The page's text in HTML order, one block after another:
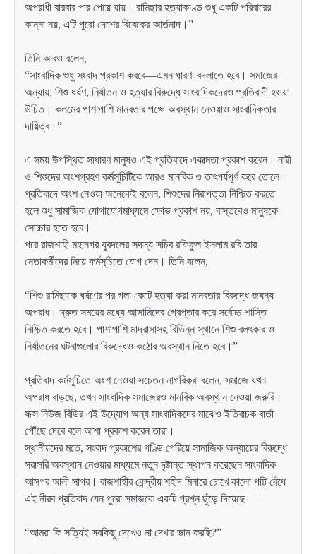
অপরাধী বারবার পার পেয়ে যায়। রামিছার হত্যাকাণ্ড শুধু একটি পরিবারের
কান্না নয়, এটি পুরো দেশের বিবেকের আর্তনাদ।”
তিনি আরও বলেন,
“সাংবাদিক শুধু সংবাদ প্রকাশ করবে—এমন ধারণা বদলাতে হবে। সমাজের
অন্যায়, শিশু ধর্ষণ, নির্যাতন ও হত্যার বিরুদ্ধে সাংবাদিকদেরও প্রতিবাদী হওয়া
উচিত। কলমের পাশাপাশি মানবতার পক্ষে অবস্থান নেওয়াও সাংবাদিকতার
দায়িত্ব।”
এ সময় উপস্থিত সাধারণ মানুষও এই প্রতিবাদে একাত্মতা প্রকাশ করেন। নারী
ও শিশুদের অংশগ্রহণ কর্মসূচিটিকে আরও মানবিক ও তাৎপর্যপূর্ণ করে তোলে।
প্রতিবাদে অংশ নেওয়া অনেকেই বলেন, শিশুদের নিরাপত্তা নিশ্চিত করতে
হলে শুধু সামাজিক যোগাযোগমাধ্যমে ক্ষোভ প্রকাশ নয়, বাস্তবেও মানুষকে
সোচ্চার হতে হবে।
পরে রাজশাহী মহানগর যুবদলের সদস্য সচিব রফিকুল ইসলাম রবি তার
নেতাকর্মীদের নিয়ে কর্মসূচিতে যোগ দেন। তিনি বলেন,
“শিশু রামিছাকে ধর্ষণের পর গলা কেটে হত্যা করা মানবতার বিরুদ্ধে জঘন্য
অপরাধ। দ্রুত সময়ের মধ্যে আসামিদের গ্রেপ্তার করে সর্বোচ্চ শাস্তি
নিশ্চিত করতে হবে। পাশাপাশি মাদ্রাসাসহ বিভিন্ন স্থানে শিশু বলৎকার ও
নির্যাতনের ঘটনাগুলোর বিরুদ্ধেও কঠোর অবস্থান নিতে হবে।”
প্রতিবাদ কর্মসূচিতে অংশ নেওয়া সচেতন নাগরিকরা বলেন, সমাজে যখন
অপরাধ বাড়ছে, তখন সাংবাদিক সমাজেরও মানবিক অবস্থান নেওয়া জরুরি।
ফক্স নিউজ বিডির এই উদ্যোগ অন্য সাংবাদিকদের মাঝেও ইতিবাচক বার্তা
পৌঁছে দেবে বলে আশা প্রকাশ করেন তারা।
স্থানীয়দের মতে, সংবাদ প্রকাশের গণ্ডি পেরিয়ে সামাজিক অন্যায়ের বিরুদ্ধে
সরাসরি অবস্থান নেওয়ার মাধ্যমে নতুন দৃষ্টান্ত স্থাপন করেছেন সাংবাদিক
আসগর আলী সাগর। রাজশাহীর কেন্দ্রীয় শহীদ মিনারে চোখে কালো পট্টি বেঁধে
এই নীরব প্রতিবাদ যেন পুরো সমাজকে একটি প্রশ্ন ছুঁড়ে দিয়েছে—
“আমরা কি সত্যিই সবকিছু দেখেও না দেখার ভান করছি?”